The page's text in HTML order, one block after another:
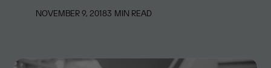
NOVEMBER 9, 20183 MIN READ